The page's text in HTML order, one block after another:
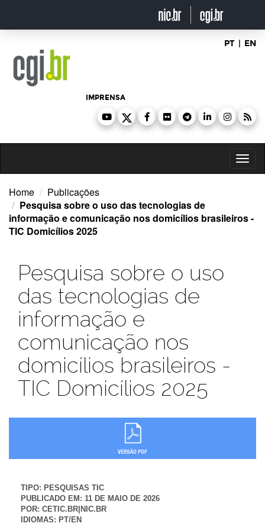
o
PT | EN
IMPRENSA
Home
Publicações
Pesquisa sobre o uso das tecnologias de
informação e comunicação nos domicílios brasileiros -
TIC Domicílios 2025
Pesquisa sobre o uso
das tecnologias de
informação e
comunicação nos
domicílios brasileiros -
TIC Domicílios 2025
TIPO: PESQUISAS TIC
PUBLICADO EM: 11 DE MAIO DE 2026
POR: CETIC.BR|NIC.BR
IDIOMAS: PT/EN